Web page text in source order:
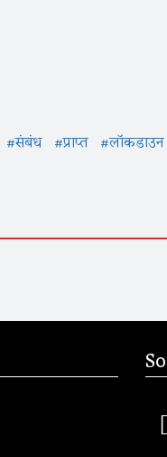
#संबंध #प्राप्त #लाॅकडाउन